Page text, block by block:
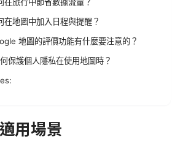
在旅行中節省數據流量？
在地圖中加入日程與提醒？
地圖的評價功能有什麼要注意的？
保護個人隱私在使用地圖時？
用場景